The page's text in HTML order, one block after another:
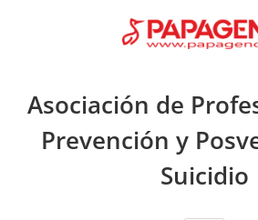
Asociación de
Prevención y
Suicidio